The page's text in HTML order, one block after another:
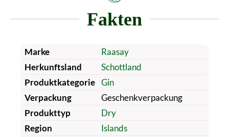
Fakten
Marke
Raasay
Herkunftsland
Schottland
Produktkategorie Gin
Verpackung
Geschenkverpackung
Produkttyp
Dry
Region
Islands